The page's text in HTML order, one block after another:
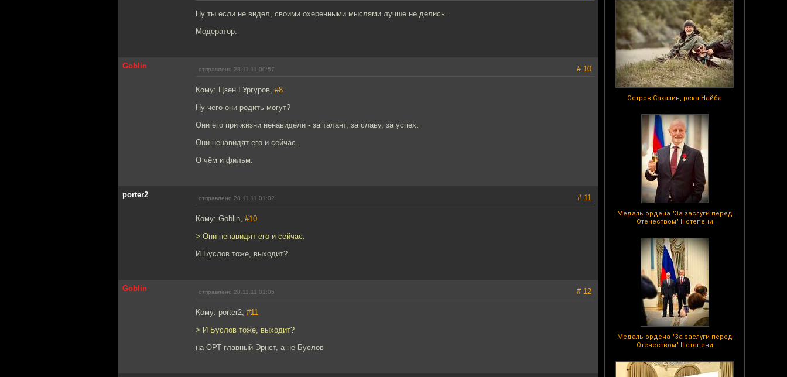
Остров Сахалин, река Найба
Медаль ордена "За заслуги перед
Отечеством" II степени
Медаль ордена "За заслуги перед
Отечеством" II степени
Ну ты если не видел, своими охеренными мыслями лучше не делись.
Модератор.
Goblin отправлено 28.11.11 00:57 # 10
Кому: Цзен ГУргуров, #8
Ну чего они родить могут?
Они его при жизни ненавидели - за талант, за славу, за успех.
Они ненавидят его и сейчас.
О чём и фильм.
porter2 отправлено 28.11.11 01:02 # 11
Кому: Goblin, #10
> Они ненавидят его и сейчас.
И Буслов тоже, выходит?
Goblin отправлено 28.11.11 01:05 # 12
Кому: porter2, #11
> И Буслов тоже, выходит?
на ОРТ главный Эрнст, а не Буслов